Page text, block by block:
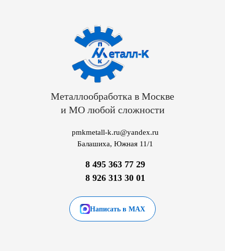
Металлообработка в Москве
и МО любой сложности
pmkmetall-k.ru@yandex.ru
Балашиха, Южная 11/1
8 495 363 77 29
8 926 313 30 01
Написать в MAX